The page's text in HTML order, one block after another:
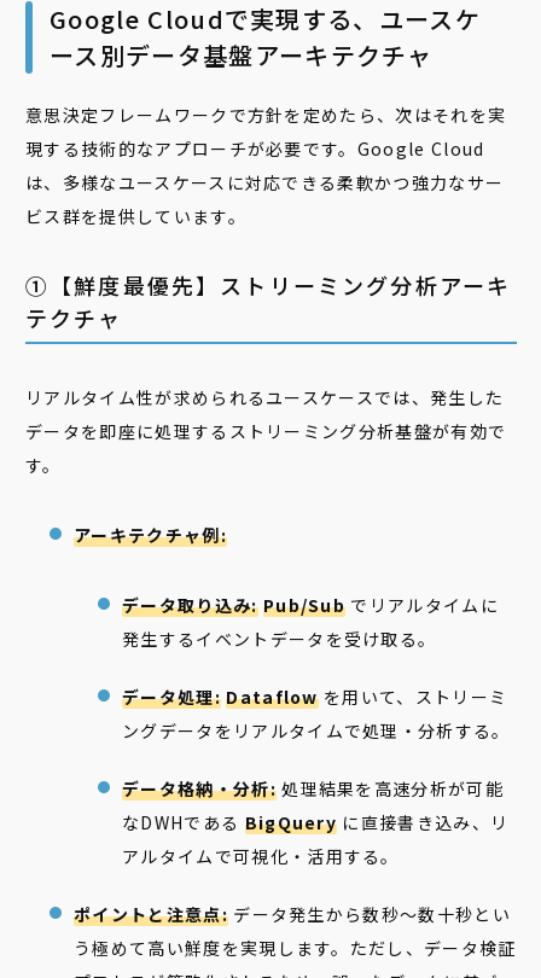
Google Cloudで実現する、ユースケ
ース別データ基盤アーキテクチャ
意思決定フレームワークで方針を定めたら、次はそれを実
現する技術的なアプローチが必要です。Google Cloud
は、多様なユースケースに対応できる柔軟かつ強力なサー
ビス群を提供しています。
①【鮮度最優先】ストリーミング分析アーキ
テクチャ
リアルタイム性が求められるユースケースでは、発生した
データを即座に処理するストリーミング分析基盤が有効で
す。
アーキテクチャ例:
データ取り込み: Pub/Sub でリアルタイムに
発生するイベントデータを受け取る。
データ処理: Dataflowを用いて、ストリーミ
ングデータをリアルタイムで処理・分析する。
データ格納・分析:処理結果を高速分析が可能
なDWHである BigQuery に直接書き込み、リ
アルタイムで可視化・活用する。
ポイントと注意点:データ発生から数秒〜数十秒とい
う極めて高い鮮度を実現します。ただし、データ検証